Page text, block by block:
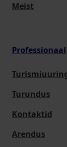
Meist
Professionaal
Turundus
Kontaktid
Arendus